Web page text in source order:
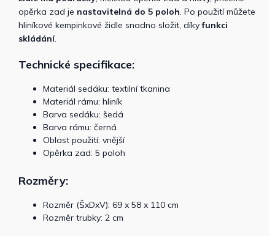
opěrka zad je nastavitelná do 5 poloh. Po použití můžete
hliníkové kempinkové židle snadno složit, díkyfunkci
skládání.
Technické specifikace:
Materiál sedáku: textilní tkanina
Materiál rámu: hliník
Barva sedáku: šedá
Barva rámu: černá
Oblast použití: vnější
Opěrka zad: 5 poloh
Rozměry:
Rozměr (ŠxDxV): 69 x 58 x 110 cm
Rozměr trubky: 2 cm